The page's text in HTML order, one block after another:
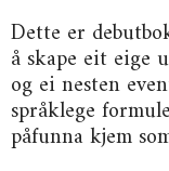
Dette er
å skape eit eige
og ei nesten
språklege
påfunna kjem